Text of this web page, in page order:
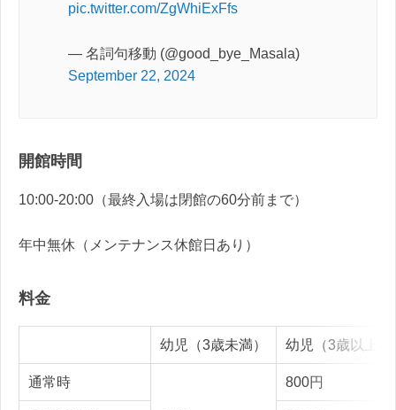
pic.twitter.com/ZgWhiExFfs
— 名詞句移動 (@good_bye_Masala)
September 22, 2024
開館時間
10:00-20:00（最終入場は閉館の60分前まで）
年中無休（メンテナンス休館日あり）
料金
幼児（3歳未満） 幼児（3歳以上）
通常時 800円